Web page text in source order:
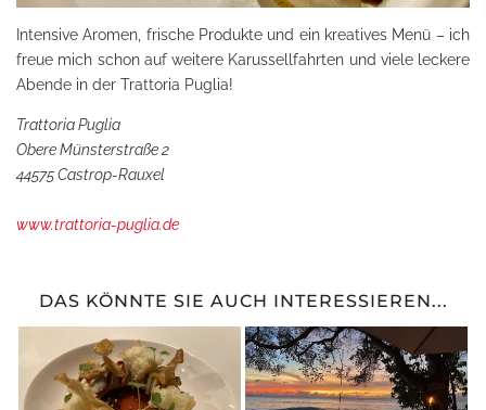
Intensive Aromen, frische Produkte und ein kreatives Menü – ich
freue mich schon auf weitere Karussellfahrten und viele leckere
Abende in der Trattoria Puglia!
Trattoria Puglia
Obere Münsterstraße 2
44575 Castrop-Rauxel
www.trattoria-puglia.de
DAS KÖNNTE SIE AUCH INTERESSIEREN...